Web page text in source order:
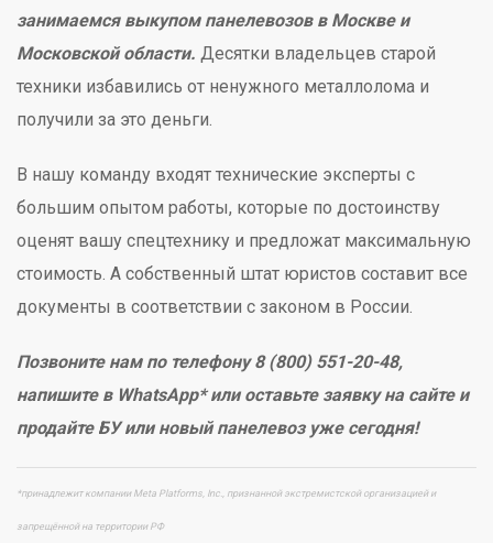
занимаемся выкупом панелевозов в Москве и
Московской области. Десятки владельцев старой
техники избавились от ненужного металлолома и
получили за это деньги.
В нашу команду входят технические эксперты с
большим опытом работы, которые по достоинству
оценят вашу спецтехнику и предложат максимальную
стоимость. А собственный штат юристов составит все
документы в соответствии с законом в России.
Позвоните нам по телефону 8 (800) 551-20-48,
напишите в WhatsApp* или оставьте заявку на сайте и
продайте БУ или новый панелевоз уже сегодня!
*принадлежит компании Meta Platforms, Inc., признанной экстремистской организацией и
запрещённой на территории РФ